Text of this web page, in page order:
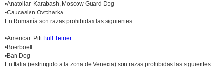
•Anatolian Karabash, Moscow Guard Dog
•Caucasian Ovtcharka
En Rumanía son razas prohibidas las siguientes:
•American Pitt Bull Terrier
•Boerboell
•Ban Dog
En Italia (restringido a la zona de Venecia) son razas prohibidas las siguientes: